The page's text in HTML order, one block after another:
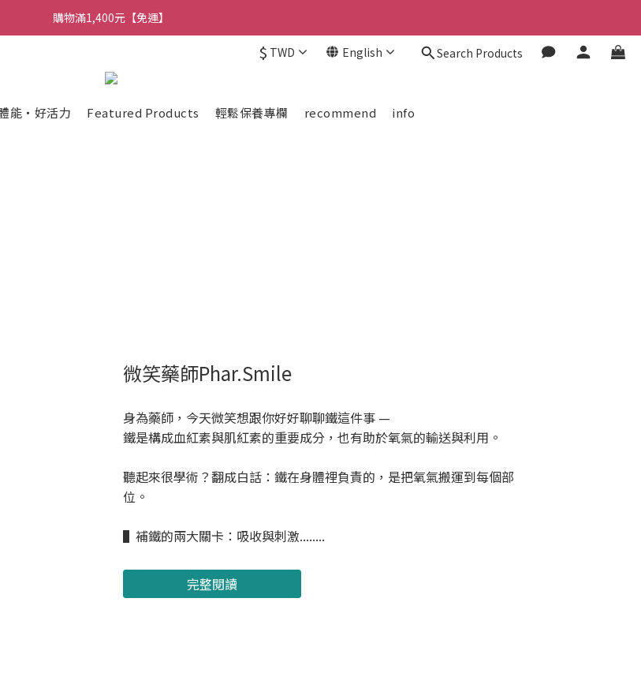
購物滿1,400元【免運】
$ TWD English Search Products
能・好活力 Featured Products 輕鬆保養專欄 recommend info
微笑藥師Phar.Smile
身為藥師，今天微笑想跟你好好聊聊鐵這件事 —
鐵是構成血紅素與肌紅素的重要成分，也有助於氧氣的輸送與利用。
聽起來很學術？翻成白話：鐵在身體裡負責的，是把氧氣搬運到每個部
位。
▌補鐵的兩大關卡：吸收與刺激........
完整閱讀